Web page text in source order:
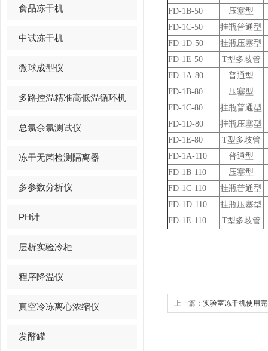
食品冻干机
中试冻干机
微球成型仪
多路控温精准高低温循环机
总氯余氯测试仪
冻干无菌检测隔离器
多参数分析仪
PH计
层析实验冷柜
程序降温仪
真空冷冻离心浓缩仪
发酵罐
FD-1B-50
压塞型
FD-1C-50
挂瓶普通型
FD-1D-50
挂瓶压塞型
FD-1E-50
T型多歧管
FD-1A-80
普通型
FD-1B-80
压塞型
FD-1C-80
挂瓶普通型
FD-1D-80
挂瓶压塞型
FD-1E-80
T型多歧管
FD-1A-110
普通型
FD-1B-110
压塞型
FD-1C-110
挂瓶普通型
FD-1D-110
挂瓶压塞型
FD-1E-110
T型多歧管
上一篇： 实验室冻干机使用